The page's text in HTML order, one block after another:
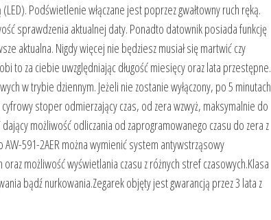
Podświetlenie włączane jest poprzez gwałtowny ruch ręką.
sprawdzenia aktualnej daty. Ponadto datownik posiada funkcję
aktualna. Nigdy więcej nie będziesz musiał się martwić czy
to za ciebie uwzględniając długość miesięcy oraz lata przestępne.
w trybie dziennym. Jeżeli nie zostanie wyłączony, po 5 minutach
stoper odmierzający czas, od zera wzwyż, maksymalnie do
możliwość odliczania od zaprogramowanego czasu do zera z
591-2AER można wymienić system antywstrząsowy
możliwość wyświetlania czasu z różnych stref czasowych.Klasa
bądź nurkowania.Zegarek objęty jest gwarancją przez 3 lata z